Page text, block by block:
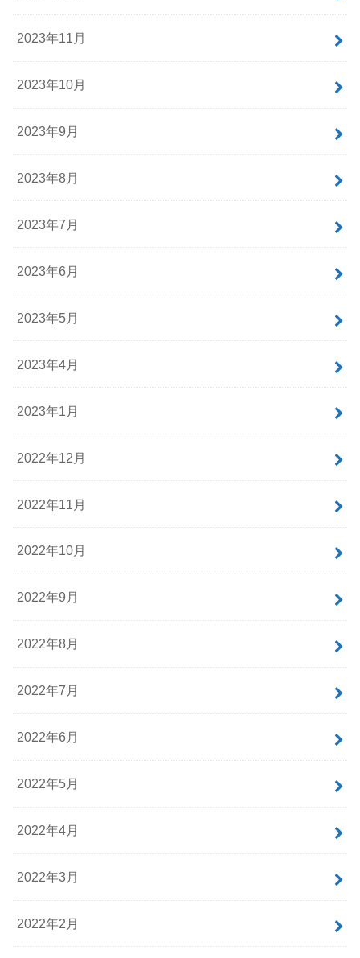
2023年11月
2023年10月
2023年9月
2023年8月
2023年7月
2023年6月
2023年5月
2023年4月
2023年1月
2022年12月
2022年11月
2022年10月
2022年9月
2022年8月
2022年7月
2022年6月
2022年5月
2022年4月
2022年3月
2022年2月